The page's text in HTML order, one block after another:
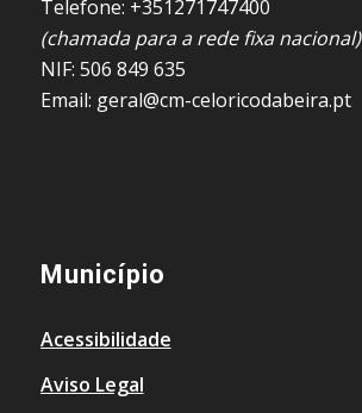
Telefone: +351271747400
(chamada para a rede fixa nacional)
NIF: 506 849 635
Email: geral@cm-celoricodabeira.pt
Município
Acessibilidade
Aviso Legal